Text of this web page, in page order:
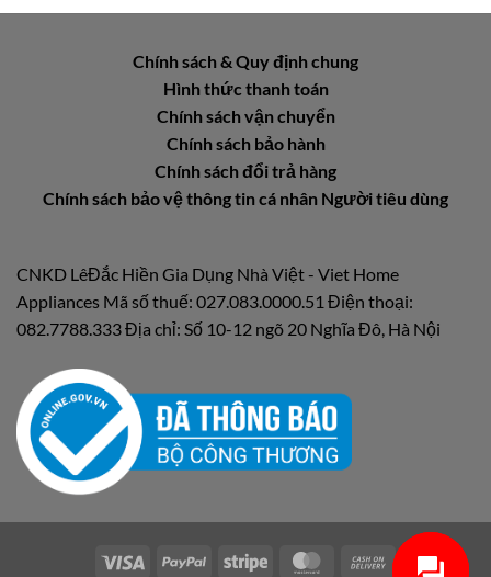
Chính sách & Quy định chung
Hình thức thanh toán
Chính sách vận chuyển
Chính sách bảo hành
Chính sách đổi trả hàng
Chính sách bảo vệ thông tin cá nhân Người tiêu dùng
CNKD LêĐắc Hiền Gia Dụng Nhà Việt - Viet Home
Appliances Mã số thuế: 027.083.0000.51 Điện thoại:
082.7788.333 Địa chỉ: Số 10-12 ngõ 20 Nghĩa Đô, Hà Nội
Visa PayPal Stripe MasterCardCash